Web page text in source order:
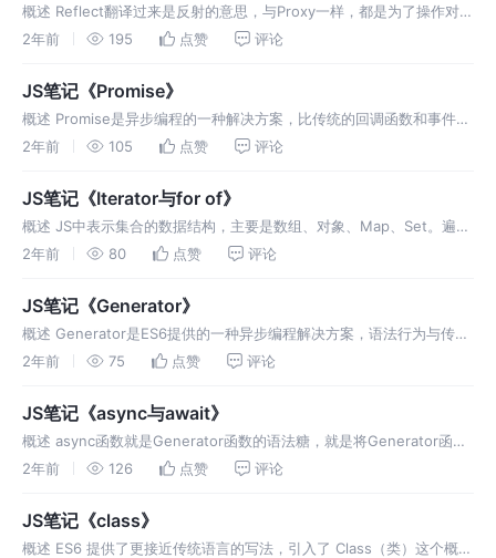
概述 Reflect翻译过来是反射的意思，与Proxy一样，都是为了操作对象
而提供的。设计目的有以下几点： 将Object对象的一些属于语言内部
2年前 195 点赞 评论
JS笔记《Promise》
概述 Promise是异步编程的一种解决方案，比传统的回调函数和事件更
合理。简单来说就是一个容器，里面保存着未来才会结束的事件，通常
2年前 105 点赞 评论
JS笔记《Iterator与for of》
概述 JS中表示集合的数据结构，主要是数组、对象、Map、Set。遍历
器是一种接口，为各种不同的数据结构提供统一的访问机制。任何数据
2年前 80 点赞 评论
JS笔记《Generator》
概述 Generator是ES6提供的一种异步编程解决方案，语法行为与传统
函数完全不同。执行Generator函数会返回一个遍历器对象，返回的遍
2年前 75 点赞 评论
JS笔记《async与await》
概述 async函数就是Generator函数的语法糖，就是将Generator函数
的星号（*）替换成async，将yield替换成await，仅此而已。 async函
2年前 126 点赞 评论
JS笔记《class》
概述 ES6 提供了更接近传统语言的写法，引入了 Class（类）这个概